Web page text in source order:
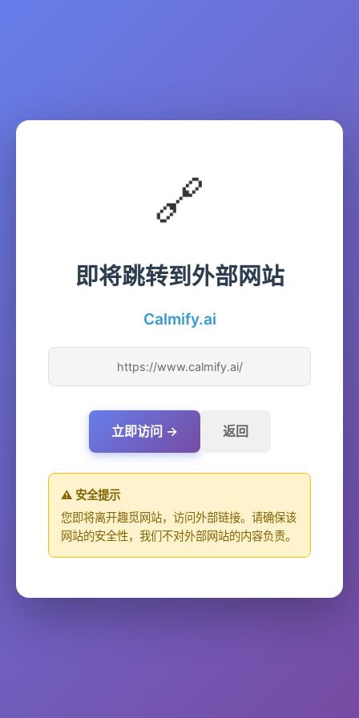
🔗
即将跳转到外部网站
Calmify.ai
https://www.calmify.ai/
立即访问 → 返回
⚠️ 安全提示
您即将离开趣觅网站，访问外部链接。请确保该
网站的安全性，我们不对外部网站的内容负责。